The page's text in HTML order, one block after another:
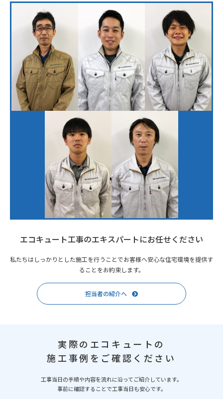
エコキュート工事のエキスパートにお任せください
私たちはしっかりとした施工を行うことでお客様へ安心な住宅環境を提供す
ることをお約束します。
担当者の紹介へ
実際のエコキュートの
施工事例をご確認ください
工事当日の手順や内容を流れに沿ってご紹介しています。
事前に確認することで工事当日も安心です。